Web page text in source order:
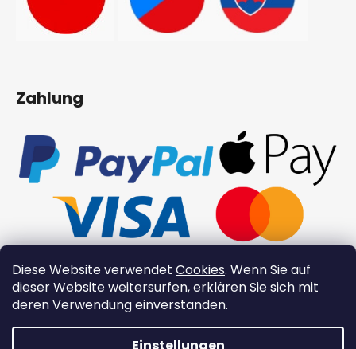
Diese Website verwendet Cookies. Wenn Sie auf
dieser Website weitersurfen, erklären Sie sich mit
deren Verwendung einverstanden.
Zahlung